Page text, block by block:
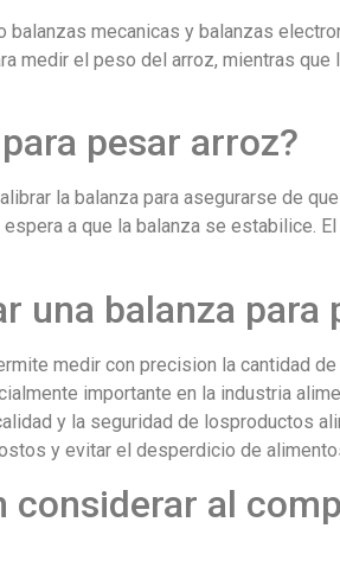
mecanicas y balanzas
medir el peso del arroz, mientras que
pesar arroz?
la balanza para asegurarse de
a que la balanza se estabilice.
una balanza para
medir con precision la cantidad
importante en la industria
y la seguridad de losproductos
y evitar el desperdicio de
considerar al